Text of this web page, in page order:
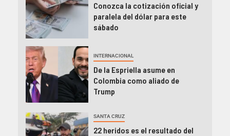
Conozca la cotización oficial y
paralela del dólar para este
sábado
INTERNACIONAL
De la Espriella asume en
Colombia como aliado de
Trump
SANTA CRUZ
22 heridos es el resultado del